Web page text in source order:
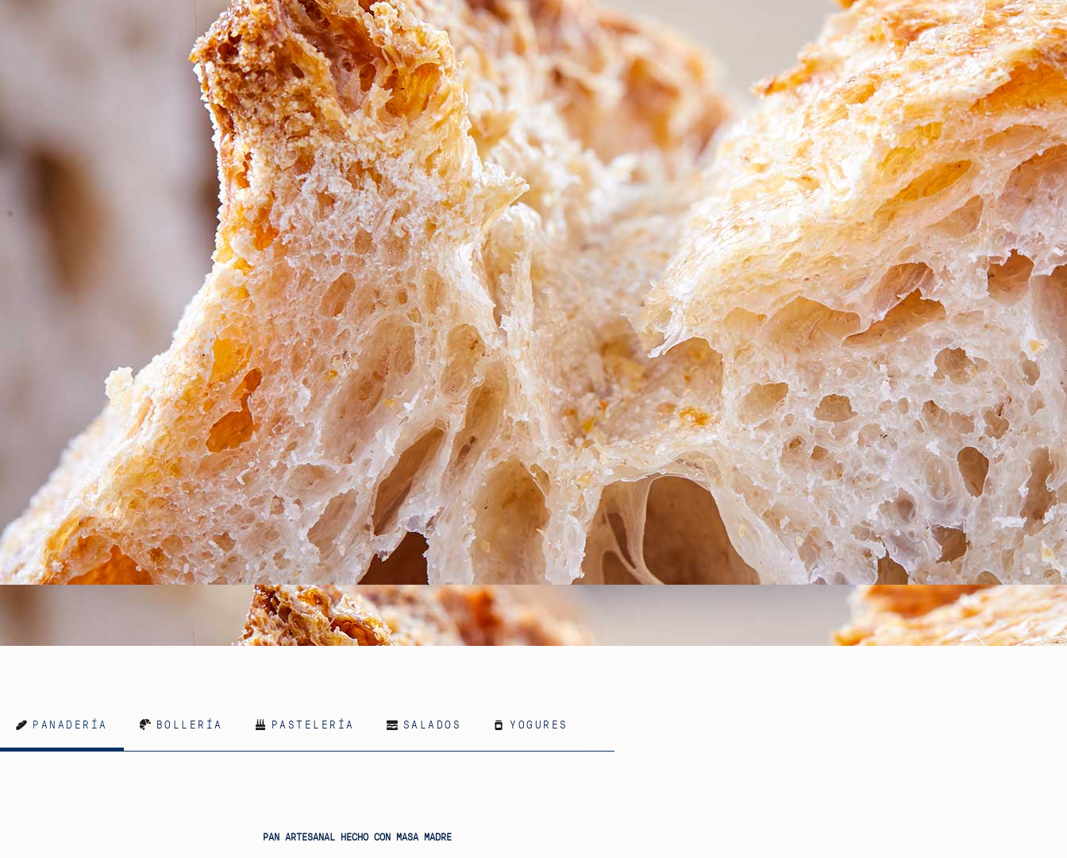
PANADERÍA BOLLERÍA PASTELERÍA SALADOS YOGURES
PAN ARTESANAL HECHO CON MASA MADRE